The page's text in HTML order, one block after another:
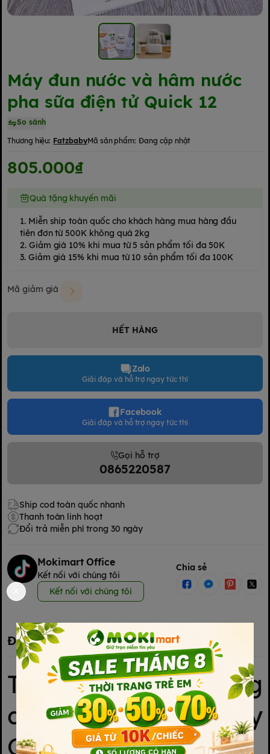
Máy đun nước và hâm nước
pha sữa điện tử Quick 12
So sánh
Thương hiệu: FatzbabyMã sản phẩm: Đang cập nhật
805.000₫
Quà tặng khuyến mãi
1. Miễn ship toàn quốc cho khách hàng mua hàng đầu
tiên đơn từ 500K không quá 2kg
2. Giảm giá 10% khi mua từ 5 sản phẩm tối đa 50K
3. Giảm giá 15% khi mua từ 10 sản phẩm tối đa 100K
Mã giảm giá
HẾT HÀNG
Zalo
Giải đáp và hỗ trợ ngay tức thì
Facebook
Giải đáp và hỗ trợ ngay tức thì
Gọi hỗ trợ
0865220587
Ship cod toàn quốc nhanh
Thanh toán linh hoạt
Đổi trả miễn phí trong 30 ngày
Mokimart Office
Kết nối với chúng tôi
Kết nối với chúng tôi
Chia sẻ
Đặc điểm nổi bật
Thiết kế và công
dụng của Fatzbaby
Quick 12